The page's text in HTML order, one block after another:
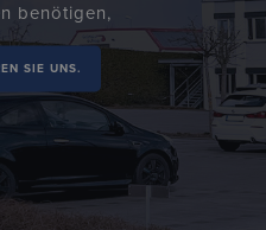
benötigen,
SIE UNS.